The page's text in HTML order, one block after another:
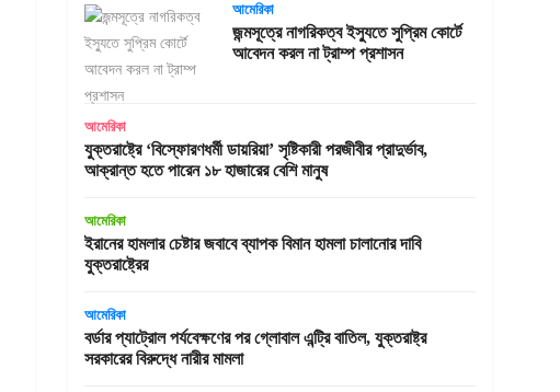
আমেরিকা
জন্মসূত্রে নাগরিকত্ব ইস্যুতে সুপ্রিম কোর্টে
আবেদন করল না ট্রাম্প প্রশাসন
আমেরিকা
যুক্তরাষ্ট্রে ‘বিস্ফোরণধর্মী ডায়রিয়া’ সৃষ্টিকারী পরজীবীর প্রাদুর্ভাব,
আক্রান্ত হতে পারেন ১৮ হাজারের বেশি মানুষ
আমেরিকা
ইরানের হামলার চেষ্টার জবাবে ব্যাপক বিমান হামলা চালানোর দাবি
যুক্তরাষ্ট্রের
আমেরিকা
বর্ডার প্যাট্রোল পর্যবেক্ষণের পর গ্লোবাল এন্ট্রি বাতিল, যুক্তরাষ্ট্র
সরকারের বিরুদ্ধে নারীর মামলা